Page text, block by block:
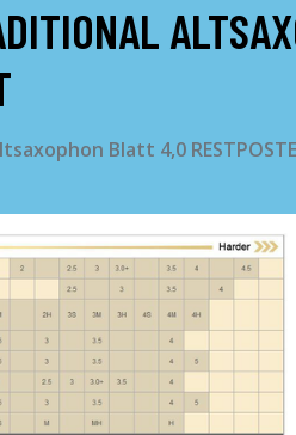
Blatt 4,0